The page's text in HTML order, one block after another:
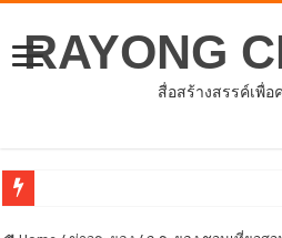
RAYONG
สื่อสร้างสรรค์เพื่อ